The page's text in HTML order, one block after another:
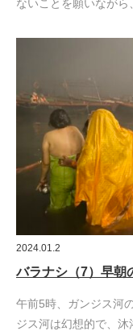
ないことを願いながら
2024.01.2
バラナシ（7）早朝
午前5時、ガンジス河
ジス河は幻想的で、沐